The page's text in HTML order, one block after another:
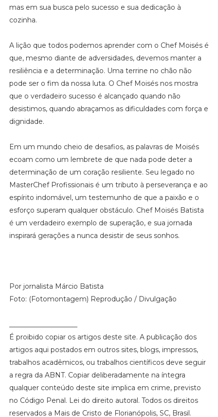
mas em sua busca pelo sucesso e sua dedicação à
cozinha.
A lição que todos podemos aprender com o Chef Moisés é
que, mesmo diante de adversidades, devemos manter a
resiliência e a determinação. Uma terrine no chão não
pode ser o fim da nossa luta. O Chef Moisés nos mostra
que o verdadeiro sucesso é alcançado quando não
desistimos, quando abraçamos as dificuldades com força e
dignidade.
Em um mundo cheio de desafios, as palavras de Moisés
ecoam como um lembrete de que nada pode deter a
determinação de um coração resiliente. Seu legado no
MasterChef Profissionais é um tributo à perseverança e ao
espírito indomável, um testemunho de que a paixão e o
esforço superam qualquer obstáculo. Chef Moisés Batista
é um verdadeiro exemplo de superação, e sua jornada
inspirará gerações a nunca desistir de seus sonhos.
Por jornalista Márcio Batista
Foto: (Fotomontagem) Reprodução / Divulgação
É proibido copiar os artigos deste site. A publicação dos
artigos aqui postados em outros sites, blogs, impressos,
trabalhos acadêmicos, ou trabalhos científicos deve seguir
a regra da ABNT. Copiar deliberadamente na íntegra
qualquer conteúdo deste site implica em crime, previsto
no Código Penal. Lei do direito autoral. Todos os direitos
reservados a Mais de Cristo de Florianópolis, SC, Brasil.